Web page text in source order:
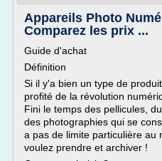
Appareils Photo
Comparez les prix ...
Guide d'achat
Définition
Si il y'a bien un type de
profité de la révolution
Fini le temps des pellicules,
des photographies qui se
a pas de limite particulière au
voulez prendre et archiver !